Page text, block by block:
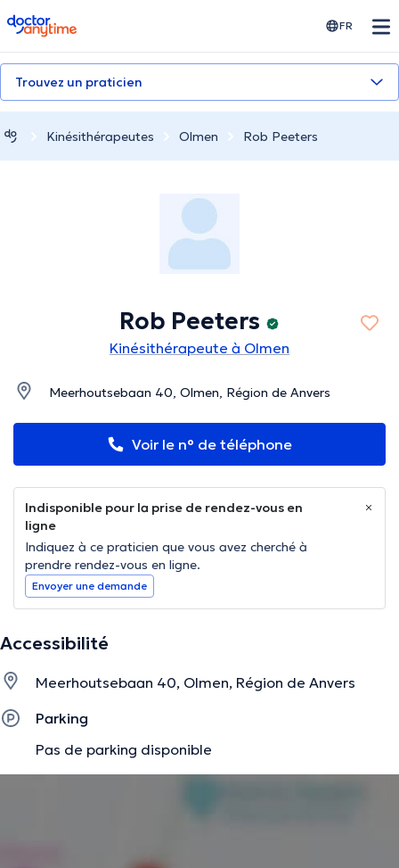
doctoranytime FR
Trouvez un praticien
Kinésithérapeutes Olmen Rob Peeters
Rob Peeters
Kinésithérapeute à Olmen
Meerhoutsebaan 40, Olmen, Région de Anvers
Voir le n° de téléphone
Indisponible pour la prise de rendez-vous en
ligne
Indiquez à ce praticien que vous avez cherché à
prendre rendez-vous en ligne.
Envoyer une demande
Accessibilité
Meerhoutsebaan 40, Olmen, Région de Anvers
Parking
Pas de parking disponible